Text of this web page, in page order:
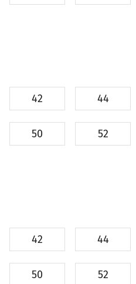
42 44
50 52
42 44
50 52